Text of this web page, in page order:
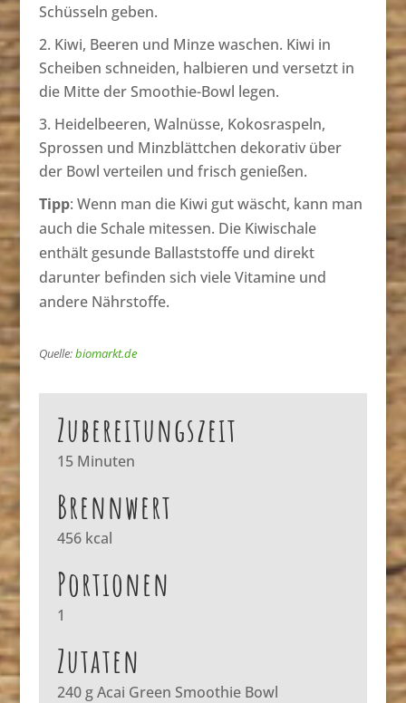
Schüsseln geben.
Kiwi, Beeren und Minze waschen. Kiwi in
Scheiben schneiden, halbieren und versetzt in
die Mitte der Smoothie-Bowl legen.
Heidelbeeren, Walnüsse, Kokosraspeln,
Sprossen und Minzblättchen dekorativ über
der Bowl verteilen und frisch genießen.
Tipp: Wenn man die Kiwi gut wäscht, kann man
auch die Schale mitessen. Die Kiwischale
enthält gesunde Ballaststoffe und direkt
darunter befinden sich viele Vitamine und
andere Nährstoffe.
Quelle:biomarkt.de
Zubereitungszeit
15 Minuten
Brennwert
456 kcal
Portionen
1
Zutaten
240 g Acai Green Smoothie Bowl